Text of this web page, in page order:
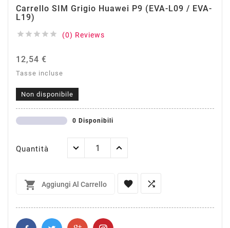
Carrello SIM Grigio Huawei P9 (EVA-L09 / EVA-
L19)
     (0) Reviews
12,54 €
Tasse incluse
Non disponibile
0 Disponibili
Quantità
 Aggiungi Al Carrello  